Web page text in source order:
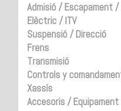
Admisió / Escapament
Elèctric / ITV
Suspensió / Direcció
Frens
Transmisió
Controls y
Xassís
Accesoris / Equipament